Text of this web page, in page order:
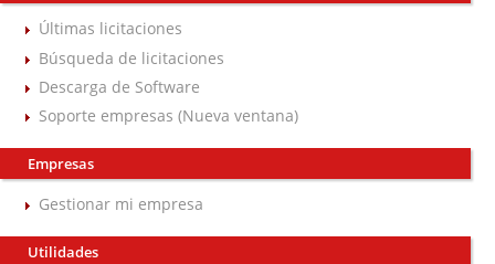
Últimas licitaciones
Búsqueda de licitaciones
Descarga de Software
Soporte empresas (Nueva ventana)
Empresas
Gestionar mi empresa
Utilidades